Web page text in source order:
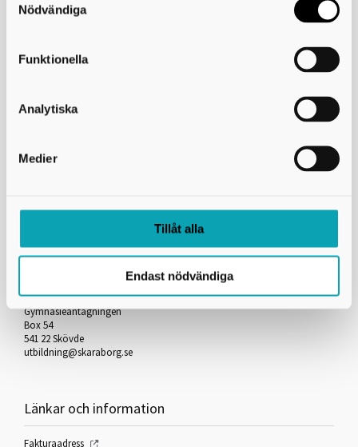
användning av kakor som du hittar längst ner på sidan
Nödvändiga
Funktionella
Analytiska
Medier
Tillåt alla
Endast nödvändiga
Kontakta oss
Skaraborgs Kommunalförbund
Gymnasieantagningen
Box 54
541 22 Skövde
utbildning@skaraborg.se
Länkar och information
Fakturaadress